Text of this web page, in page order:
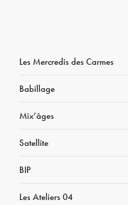
Les Mercredis des Carmes
Babillage
Mix’âges
Satellite
BIP
Les Ateliers 04